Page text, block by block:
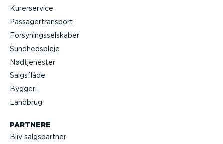
Kurer­service
Passa­ger­transport
Forsy­nings­sel­skaber
Sundheds­pleje
Nødtje­nester
Salgsflåde
Byggeri
Landbrug
PARTNERE
Bliv salgs­partner